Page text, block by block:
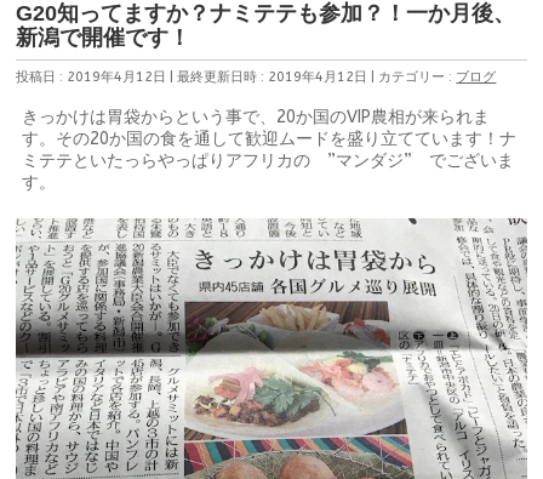
G20知ってますか？ナミテテも参加？！一か月後、
新潟で開催です！
投稿日 : 2019年4月12日 最終更新日時 : 2019年4月12日 カテゴリー : ブログ
きっかけは胃袋からという事で、20か国のVIP農相が来られま
す。その20か国の食を通して歓迎ムードを盛り立てています！ナ
ミテテといたっらやっぱりアフリカの ”マンダジ” でございま
す。